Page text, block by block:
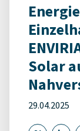
Solar
29.04.2025